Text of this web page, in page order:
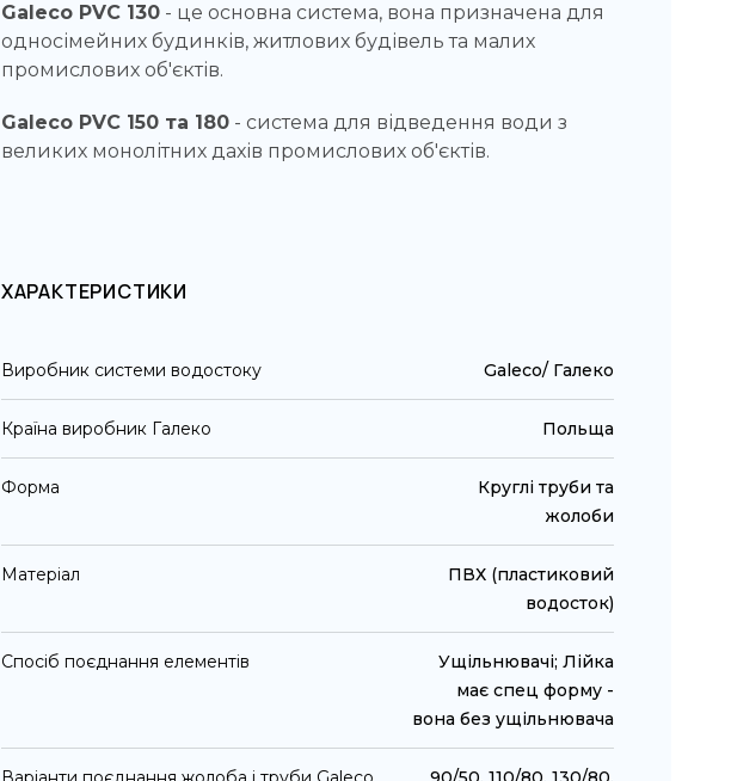
Galeco PVC 130- це основна система, вона призначена для
односімейних будинків, житлових будівель та малих
промислових об'єктів.
Galeco PVC 150 та 180- система для відведення води з
великих монолітних дахів промислових об'єктів.
ХАРАКТЕРИСТИКИ
Виробник системи водостоку Galeco/ Галеко
Країна виробник Галеко Польща
Форма
Круглі труби та
жолоби
Матеріал
ПВХ (пластиковий
водосток)
Спосіб поєднання елементів
Ущільнювачі; Лійка
має спец форму -
вона без ущільнювача